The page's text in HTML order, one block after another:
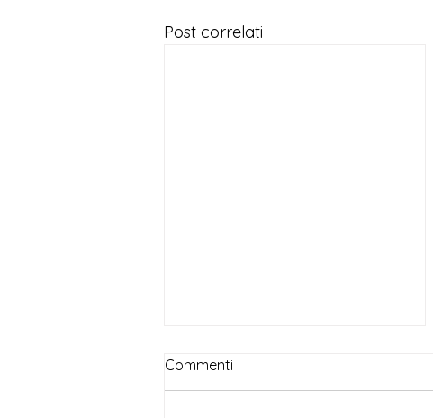
Post correlati
Commenti